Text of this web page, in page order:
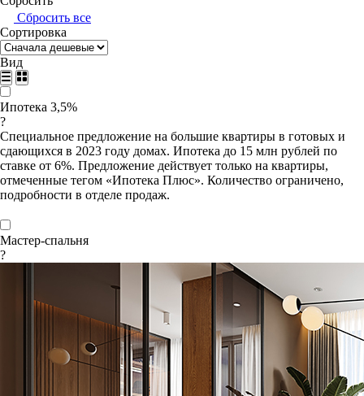
Сбросить все
Сортировка
Вид
Ипотека 3,5%
?
Специальное предложение на большие квартиры в готовых и
сдающихся в 2023 году домах. Ипотека до 15 млн рублей по
ставке от 6%. Предложение действует только на квартиры,
отмеченные тегом «Ипотека Плюс». Количество ограничено,
подробности в отделе продаж.
Мастер-спальня
?